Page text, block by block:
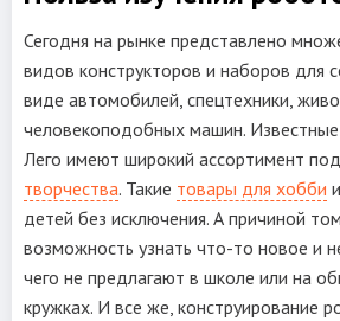
Сегодня на рынке представлено
видов конструкторов и наборов для
виде автомобилей, спецтехники,
человекоподобных машин.
Лего имеют широкий ассортимент
творчества. Такие товары для хобби
детей без исключения. А причиной
возможность узнать что-то новое и
чего не предлагают в школе или на
кружках. И все же, конструирование